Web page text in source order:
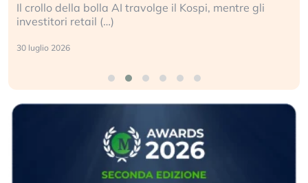
Il crollo della bolla AI travolge il Kospi, mentre gli
investitori retail (…)
30 luglio 2026